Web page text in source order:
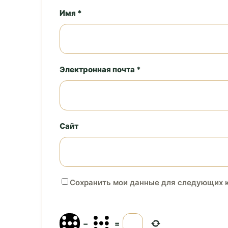
Имя *
Электронная почта *
Сайт
Сохранить мои данные для следующих
− =